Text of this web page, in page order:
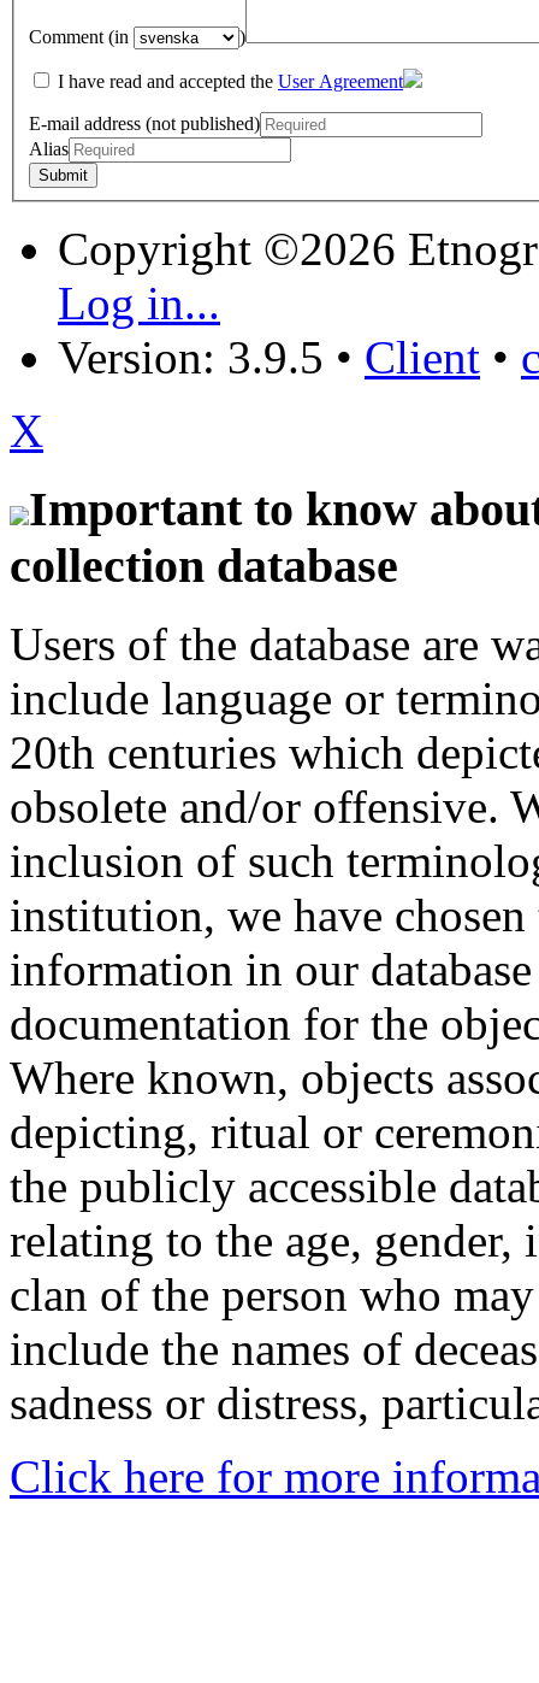
Comment (in )
I have read and accepted the User Agreement
E-mail address (not published)
Alias
Copyright ©2026
Log in...
Version: 3.9.5 • Client •
X
Important to know
collection database
Users of the database are
include language or
20th centuries which
obsolete and/or offensive.
inclusion of such
institution, we have
information in our
documentation for the
Where known, objects
depicting, ritual or
the publicly accessible
relating to the age,
clan of the person who
include the names of
sadness or distress,
Click here for more